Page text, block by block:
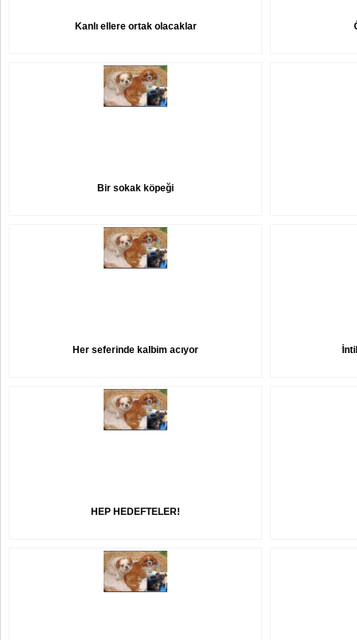
Kanlı ellere ortak olacaklar
Bir sokak köpeği
Her seferinde kalbim acıyor
HEP HEDEFTELER!